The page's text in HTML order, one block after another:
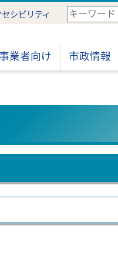
シビリティ
検
ー
ワ
業者向け 市政情報